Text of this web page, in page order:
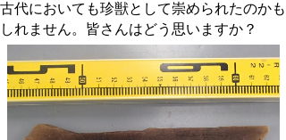
古代においても珍獣として崇められたのかも
しれません。皆さんはどう思いますか？